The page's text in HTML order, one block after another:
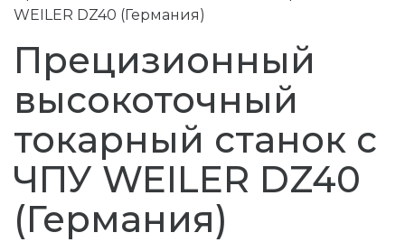
WEILER DZ40 (Германия)
Прецизионный
высокоточный
токарный станок с
ЧПУ WEILER DZ40
(Германия)